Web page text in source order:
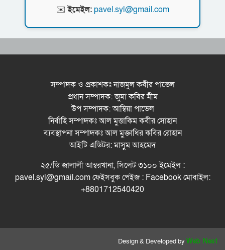
সিলেট মহানগর ছাত্রশিবিরের মিছিল সম্পন্ন
ধরিত্রী রক্ষায় আমরা’র উদ্যোগে সিলেটে বৃক্ষ রোপনের
নর্থ ইস্ট ইউনিভার্সিটিতে রচনা ও আবৃত্তি
প্রতিযোগিতার পুরষ্কার বিতরণী অনুষ্ঠিত
সিকৃবি’তে জুলাই গণ-অভ্যুত্থান দিবস উপলক্ষে
বৃক্ষরোপণ কর্মসুচি পালন
রসময় মেমোরিয়াল উচ্চ বিদ্যালয়ের নতুন ভবনের
উদ্বোধন করলেন মন্ত্রী মুক্তাদির
✉️ইমেইল: pavel.syl@gmail.com
সম্পাদক ও প্রকাশকঃ নাজমুল কবীর পাভেল
প্রধান সম্পাদক: জুমা কবির মীম
উপ সম্পাদক: আম্বিয়া পাভেল
নির্বাহি সম্পাদকঃ আল মুত্তাকিম কবীর সোহান
ব্যবস্থাপনা সম্পাদকঃ আল মুক্তাধির কবির রোহান
আইটি এডিটর: মাসুম আহমেদ
২৫/ডি জালালী আম্বরখানা, সিলেট ৩১০০ ইমেইল :
pavel.syl@gmail.com ফেইসবুক পেইজ : Facebook মোবাইল:
+8801712540420
Design & Developed by Web Nest